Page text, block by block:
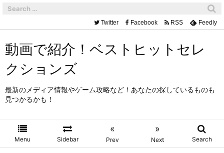
動画で紹介！ベストヒットセレ
クションズ
最新のメディア情報やゲーム攻略など！あなたの探しているものも
見つかるかも！
Menu Sidebar
«
Prev
»
Next Search
Twitter Facebook RSS Feedly